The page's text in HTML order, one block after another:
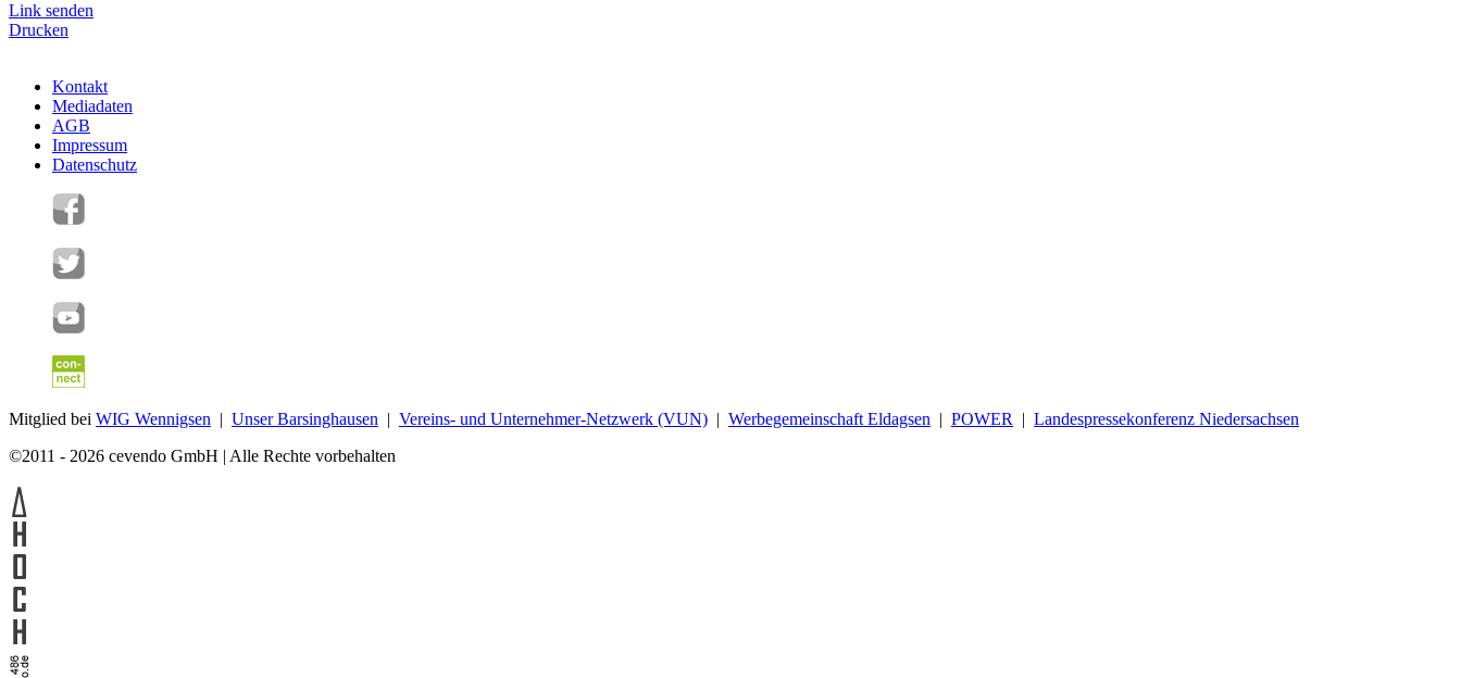
Link senden
Drucken
Kontakt
Mediadaten
AGB
Impressum
Datenschutz
Mitglied bei WIG Wennigsen | Unser Barsinghausen | Vereins- und Unternehmer-Netzwerk (VUN) | Werbegemeinschaft Eldagsen | POWER | Landespressekonferenz Niedersachsen
©2011 - 2026 cevendo GmbH | Alle Rechte vorbehalten